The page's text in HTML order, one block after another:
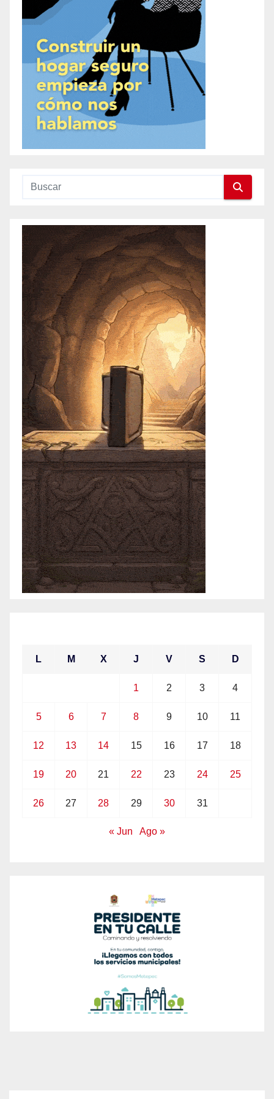
L M X J V S D
1 2 3 4
5 6 7 8 9 10 11
12 13 14 15 16 17 18
19 20 21 22 23 24 25
26 27 28 29 30 31
« Jun Ago »